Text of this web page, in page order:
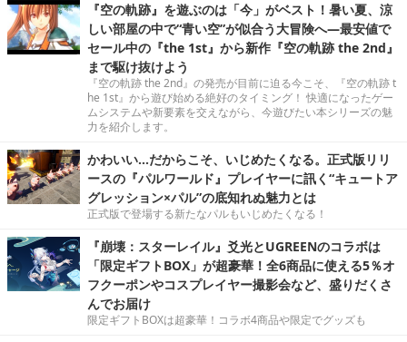
『空の軌跡』を遊ぶのは「今」がベスト！暑い夏、涼
しい部屋の中で“青い空”が似合う大冒険へ―最安値で
セール中の『the 1st』から新作『空の軌跡 the 2nd』
まで駆け抜けよう
『空の軌跡 the 2nd』の発売が目前に迫る今こそ、『空の軌跡 t
he 1st』から遊び始める絶好のタイミング！ 快適になったゲー
ムシステムや新要素を交えながら、今遊びたい本シリーズの魅
力を紹介します。
かわいい…だからこそ、いじめたくなる。正式版リリ
ースの『パルワールド』プレイヤーに訊く“キュートア
グレッション×パル”の底知れぬ魅力とは
正式版で登場する新たなパルもいじめたくなる！
『崩壊：スターレイル』爻光とUGREENのコラボは
「限定ギフトBOX」が超豪華！全6商品に使える5％オ
フクーポンやコスプレイヤー撮影会など、盛りだくさ
んでお届け
限定ギフトBOXは超豪華！コラボ4商品や限定でグッズも